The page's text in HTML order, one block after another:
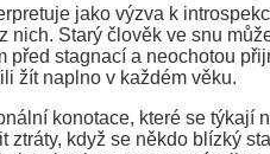
jako výzva k
nich. Starý člověk ve snu
před stagnací a neochotou
žít naplno v každém věku.
konotace, které se týkají
ztráty, když se někdo blízký